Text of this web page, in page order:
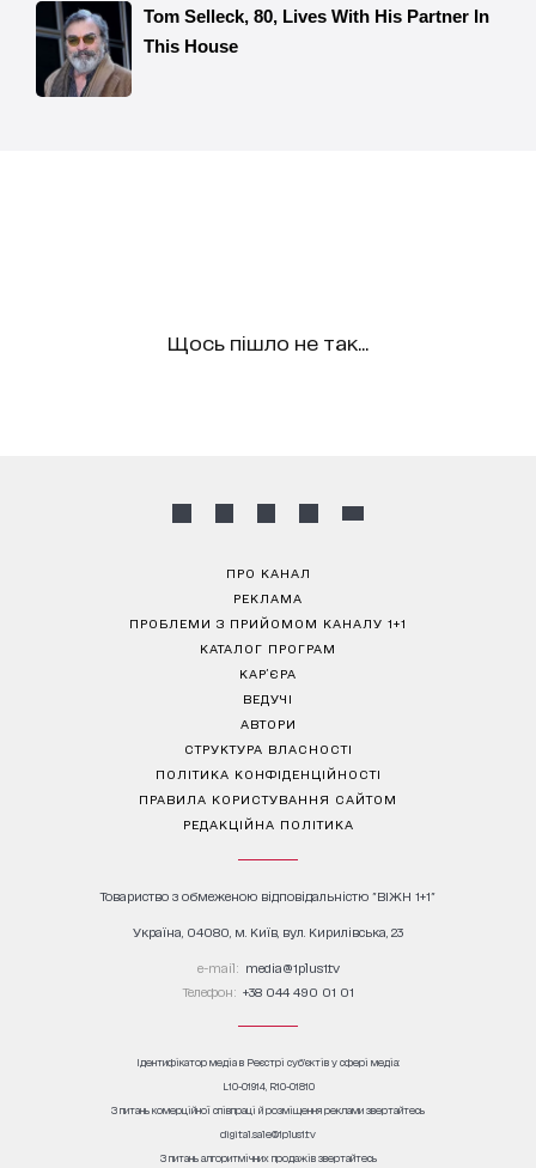
Щось пішло не так...
ПРО КАНАЛ
РЕКЛАМА
ПРОБЛЕМИ З ПРИЙОМОМ КАНАЛУ 1+1
КАТАЛОГ ПРОГРАМ
КАР’ЄРА
ВЕДУЧІ
АВТОРИ
СТРУКТУРА ВЛАСНОСТІ
ПОЛІТИКА КОНФІДЕНЦІЙНОСТІ
ПРАВИЛА КОРИСТУВАННЯ САЙТОМ
РЕДАКЦІЙНА ПОЛІТИКА
Товариство з обмеженою відповідальністю "ВІЖН 1+1"
Україна, 04080, м. Київ, вул. Кирилівська, 23
е-mail: media@1plus1.tv
Телефон: +38 044 490 01 01
Ідентифікатор медіа в Реєстрі суб’єктів у сфері медіа:
L10-01914, R10-01810
З питань комерційної співпраці й розміщення реклами звертайтесь
digital.sale@1plus1.tv
З питань алгоритмічних продажів звертайтесь